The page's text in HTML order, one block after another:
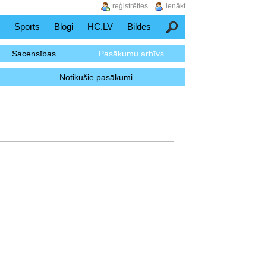
Sports Blogi HC.LV Bildes Meklēšana
Sacensības Pasākumu arhīvs
Notikušie pasākumi
ienākt
reģistrēties